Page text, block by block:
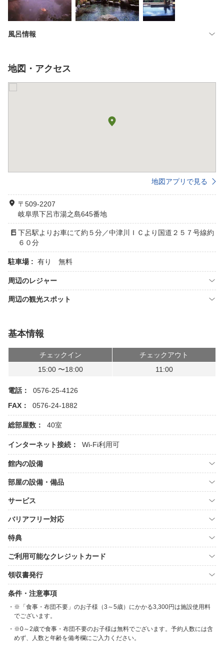
風呂情報
地図・アクセス
地図アプリで見る
〒509-2207
岐阜県下呂市湯之島645番地
下呂駅よりお車にて約５分／中津川ＩＣより国道２５７号線約
６０分
駐車場 : 有り 無料
周辺のレジャー
周辺の観光スポット
基本情報
チェックイン
チェックアウト
15:00 〜18:00
11:00
電話：
0576-25-4126
FAX：
0576-24-1882
総部屋数： 40室
インターネット接続： Wi-Fi利用可
館内の設備
部屋の設備・備品
サービス
バリアフリー対応
特典
ご利用可能なクレジットカード
領収書発行
条件・注意事項
※「食事・布団不要」のお子様（3～5歳）にかかる3,300円は施設使用料
でございます。
※0～2歳で食事・布団不要のお子様は無料でございます。予約人数には含
めず、人数と年齢を備考欄にご入力ください。